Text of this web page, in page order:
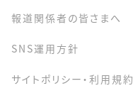
報道関係者の皆さまへ
SNS運用方針
サイトポリシー・利用規約